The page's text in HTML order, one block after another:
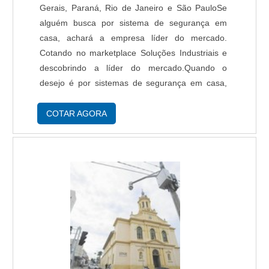
Gerais, Paraná, Rio de Janeiro e São PauloSe
alguém busca por sistema de segurança em
casa, achará a empresa líder do mercado.
Cotando no marketplace Soluções Industriais e
descobrindo a líder do mercado.Quando o
desejo é por sistemas de segurança em casa,
excelente custo-benefício com equilíbrio entre as
eficientes de demonstrar competência e
excelência em sua área de atuação. A Protelt
canaliza seus recursos em criar uma estrutura
com: Escritório de alta qualidade onde são
realizadas as atividades; Estrutura suficiente
para atender todas as demandas; Catálogo
amplo de produtos e serviços para atender as
COTAR AGORA